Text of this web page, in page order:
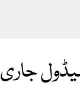
جاری